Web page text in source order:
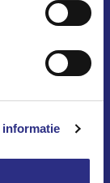
informatie
van 8
Overijssel.